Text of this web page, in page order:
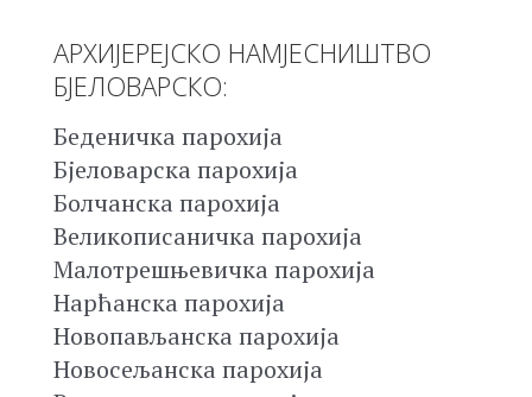
АРХИЈЕРЕЈСКО НАМЈЕСНИШТВО
БЈЕЛОВАРСКО:
Беденичка парохија
Бјеловарска парохија
Болчанска парохија
Великописаничка парохија
Малотрешњевичка парохија
Нарћанска парохија
Новопављанска парохија
Новосељанска парохија